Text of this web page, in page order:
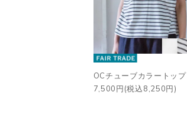
OCチューブカラートップ
7,500円(税込8,250円)